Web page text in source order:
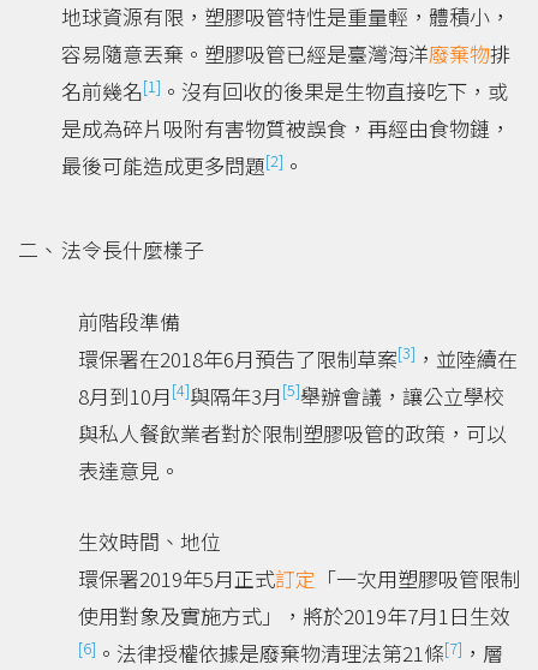
地球資源有限，塑膠吸管特性是重量輕，體積小，
容易隨意丟棄。塑膠吸管已經是臺灣海洋廢棄物排
名前幾名[1] 。沒有回收的後果是生物直接吃下，或
是成為碎片吸附有害物質被誤食，再經由食物鏈，
最後可能造成更多問題[2] 。
法令長什麼樣子
前階段準備
環保署在2018年6月預告了限制草案[3] ，並陸續在
8月到10月 [4]與隔年3月 [5]舉辦會議，讓公立學校
與私人餐飲業者對於限制塑膠吸管的政策，可以
表達意見。
生效時間、地位
環保署2019年5月正式訂定 「一次用塑膠吸管限制
使用對象及實施方式」，將於2019年7月1日生效
[6] 。法律授權依據是廢棄物清理法第21條[7] ，層